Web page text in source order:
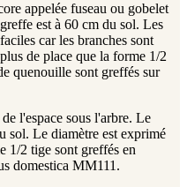
appelée fuseau ou gobelet
est à 60 cm du sol. Les
car les branches sont
de place que la forme 1/2
quenouille sont greffés sur
l'espace sous l'arbre. Le
sol. Le diamètre est exprimé
1/2 tige sont greffés en
domestica MM111.